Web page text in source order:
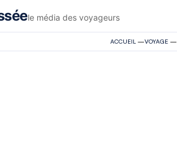
le média des voyageurs
ACCUEIL —VOYAGE—